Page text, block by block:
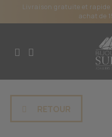
Livraison gratuite et
achat de
RETOUR